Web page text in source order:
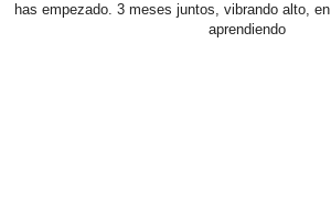
has empezado. 3 meses juntos, vibrando alto,
aprendiendo